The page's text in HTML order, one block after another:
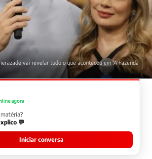
vai revelar tudo o que aconteceu em ‘A Fazenda
agora
💬
Iniciar conversa